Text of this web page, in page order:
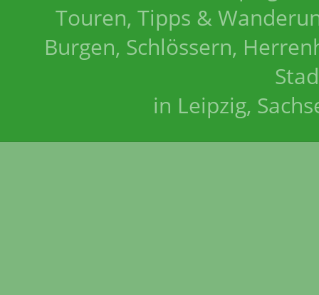
Touren, Tipps &
Burgen, Schlössern,
in Leipzig,